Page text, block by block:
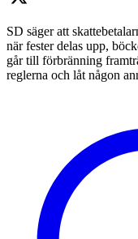
SD säger att
när fester delas upp,
går till förbränning
reglerna och låt någon